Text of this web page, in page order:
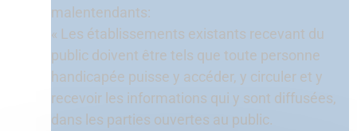
malentendants:
« Les établissements existants recevant du
public doivent être tels que toute personne
handicapée puisse y accéder, y circuler et y
recevoir les informations qui y sont diffusées,
dans les parties ouvertes au public.